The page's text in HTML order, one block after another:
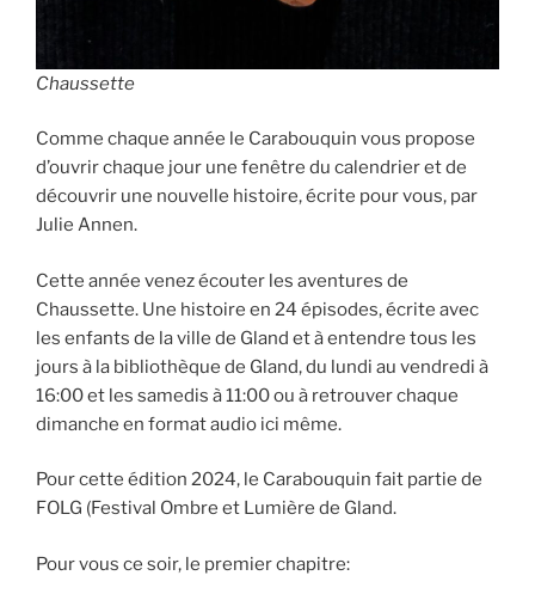
Chaussette
Comme chaque année le Carabouquin vous propose
d’ouvrir chaque jour une fenêtre du calendrier et de
découvrir une nouvelle histoire, écrite pour vous, par
Julie Annen.
Cette année venez écouter les aventures de
Chaussette. Une histoire en 24 épisodes, écrite avec
les enfants de la ville de Gland et à entendre tous les
jours à la bibliothèque de Gland, du lundi au vendredi à
16:00 et les samedis à 11:00 ou à retrouver chaque
dimanche en format audio ici même.
Pour cette édition 2024, le Carabouquin fait partie de
FOLG (Festival Ombre et Lumière de Gland.
Pour vous ce soir, le premier chapitre: